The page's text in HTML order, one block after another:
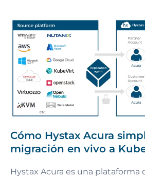
Cómo Hystax Acura
migración en vivo a
Hystax Acura es una plataforma